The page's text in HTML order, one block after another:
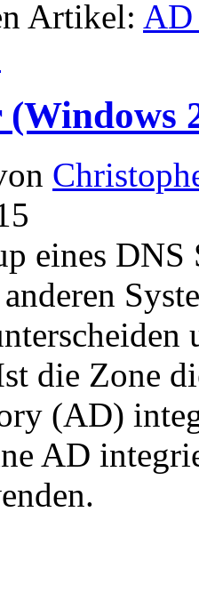
Artikel: AD
(Windows
eines DNS
die Zone
(AD)
AD